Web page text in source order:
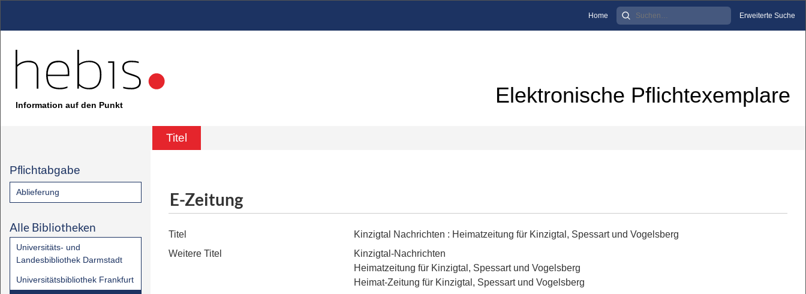
Home Erweiterte Suche
Information auf den Punkt Elektronische Pflichtexemplare
Titel
Pflichtabgabe
Ablieferung
Alle Bibliotheken
Universitäts- und
Landesbibliothek Darmstadt
Universitätsbibliothek Frankfurt
E-Zeitung
Titel Kinzigtal Nachrichten : Heimatzeitung für Kinzigtal, Spessart und Vogelsberg
Weitere Titel
Kinzigtal-Nachrichten
Heimatzeitung für Kinzigtal, Spessart und Vogelsberg
Heimat-Zeitung für Kinzigtal, Spessart und Vogelsberg